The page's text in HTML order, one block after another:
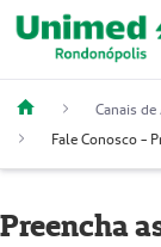
Canais
Preencha